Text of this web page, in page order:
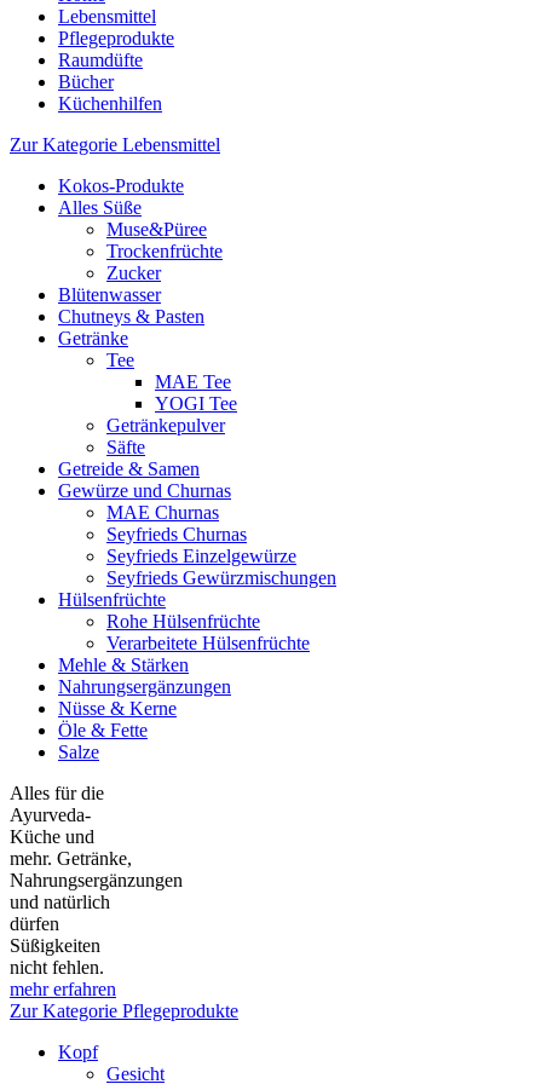
Lebensmittel
Pflegeprodukte
Raumdüfte
Bücher
Küchenhilfen
Zur Kategorie Lebensmittel
Kokos-Produkte
Alles Süße
Muse&Püree
Trockenfrüchte
Zucker
Blütenwasser
Chutneys & Pasten
Getränke
Tee
MAE Tee
YOGI Tee
Getränkepulver
Säfte
Getreide & Samen
Gewürze und Churnas
MAE Churnas
Seyfrieds Churnas
Seyfrieds Einzelgewürze
Seyfrieds Gewürzmischungen
Hülsenfrüchte
Rohe Hülsenfrüchte
Verarbeitete Hülsenfrüchte
Mehle & Stärken
Nahrungsergänzungen
Nüsse & Kerne
Öle & Fette
Salze
Alles für die
Ayurveda-
Küche und
mehr. Getränke,
Nahrungsergänzungen
und natürlich
dürfen
Süßigkeiten
nicht fehlen.
mehr erfahren
Zur Kategorie Pflegeprodukte
Kopf
Gesicht